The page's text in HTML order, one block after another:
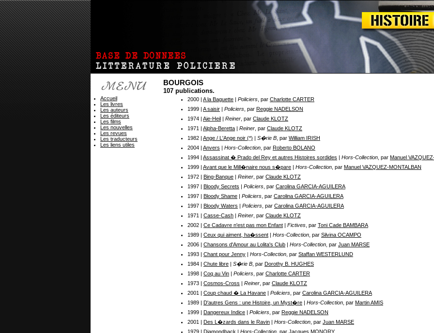
BOURGOIS
107 publications.
2000 | A la Baguette | Policiers , par Charlotte CARTER
1999 | A saisir | Policiers , par Reggie NADELSON
1974 | Aie-Heil | Reiner , par Claude KLOTZ
1971 | Alpha-Beretta | Reiner , par Claude KLOTZ
1982 | Ange / L'Ange noir (*) | S�rie B , par William IRISH
2004 | Anvers | Hors-Collection , par Roberto BOLANO
1994 | Assassinat � Prado del Rey et autres Histoires sordides | Hors-Collection , par Manuel
1999 | Avant que le Mill�naire nous s�pare | Hors-Collection , par Manuel VAZQUEZ-MONTALBAN
1972 | Bing-Banque | Reiner , par Claude KLOTZ
1997 | Bloody Secrets | Policiers , par Carolina GARCIA-AGUILERA
1997 | Bloody Shame | Policiers , par Carolina GARCIA-AGUILERA
1997 | Bloody Waters | Policiers , par Carolina GARCIA-AGUILERA
1971 | Casse-Cash | Reiner , par Claude KLOTZ
2002 | Ce Cadavre n'est pas mon Enfant | Fictives , par Toni Cade BAMBARA
1989 | Ceux qui aiment, ha�ssent | Hors-Collection , par Silvina OCAMPO
2006 | Chansons d'Amour au Lolita's Club | Hors-Collection , par Juan MARSE
1993 | Chant pour Jenny | Hors-Collection , par Staffan WESTERLUND
1984 | Chute libre | S�rie B , par Dorothy B. HUGHES
1998 | Coq au Vin | Policiers , par Charlotte CARTER
1973 | Cosmos-Cross | Reiner , par Claude KLOTZ
2001 | Coup chaud � La Havane | Policiers , par Carolina GARCIA-AGUILERA
1989 | D'autres Gens : une Histoire, un Myst�re | Hors-Collection , par Martin AMIS
1999 | Dangereux Indice | Policiers , par Reggie NADELSON
2001 | Des L�zards dans le Ravin | Hors-Collection , par Juan MARSE
1979 | Diamondback | Hors-Collection , par Jacques MONORY
Accueil
Les livres
Les auteurs
Les éditeurs
Les films
Les nouvelles
Les revues
Les traducteurs
Les liens utiles